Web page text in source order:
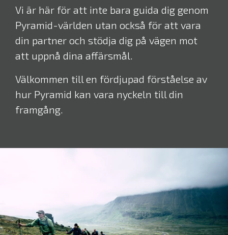
Vi är här för att inte bara guida dig genom
Pyramid-världen utan också för att vara
din partner och stödja dig på vägen mot
att uppnå dina affärsmål.
Välkommen till en fördjupad förståelse av
hur Pyramid kan vara nyckeln till din
framgång.